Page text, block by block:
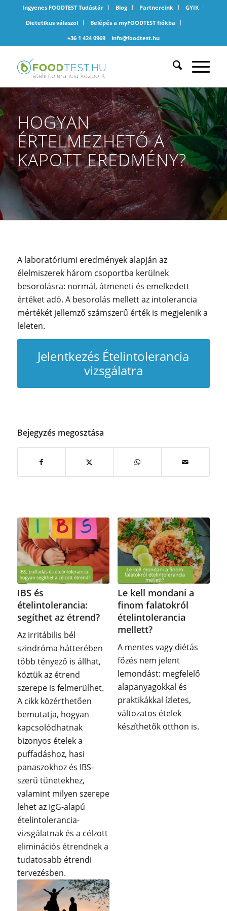
Ingyenes FOODTEST Tudástár Blog Partnereink
GYIK
Dietetikus válaszol
Belépés a myFOODTEST fiókba
+36 1 424 0969
info@foodtest.hu
HOGYAN
ÉRTELMEZHETŐ A
KAPOTT EREDMÉNY?
A laboratóriumi eredmények alapján az
élelmiszerek három csoportba kerülnek
besorolásra: normál, átmeneti és emelkedett
értéket adó. A besorolás mellett az intolerancia
mértékét jellemző számszerű érték is megjelenik a
leleten.
Jelentkezés Ételintolerancia
vizsgálatra
Bejegyzés megosztása
IBS és
ételintolerancia:
segíthet az étrend?
Az irritábilis bél
szindróma hátterében
több tényező is állhat,
köztük az étrend
szerepe is felmerülhet.
A cikk közérthetően
bemutatja, hogyan
kapcsolódhatnak
bizonyos ételek a
puffadáshoz, hasi
panaszokhoz és IBS-
szerű tünetekhez,
valamint milyen szerepe
lehet az IgG-alapú
ételintolerancia-
vizsgálatnak és a célzott
eliminációs étrendnek a
tudatosabb étrendi
tervezésben.
Le kell mondani a
finom falatokról
ételintolerancia
mellett?
A mentes vagy diétás
főzés nem jelent
lemondást: megfelelő
alapanyagokkal és
praktikákkal ízletes,
változatos ételek
készíthetők otthon is.